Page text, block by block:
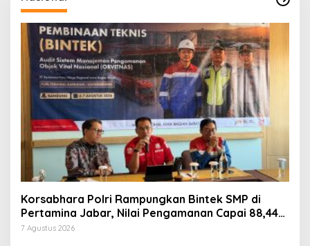
Korsabhara Polri Rampungkan Bintek SMP di
Pertamina Jabar, Nilai Pengamanan Capai 88,44
Persen
7 Agustus 2026